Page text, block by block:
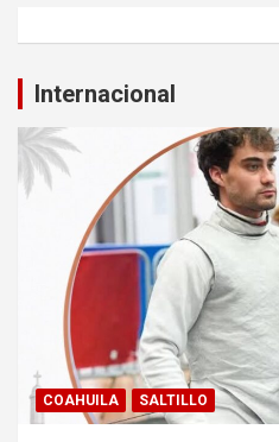
Internacional
COAHUILA SALTILLO